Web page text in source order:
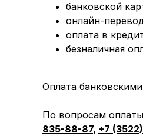
банковской
онлайн-
оплата в
безналичная
Оплата
По вопросам
835-88-87, +7